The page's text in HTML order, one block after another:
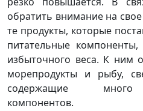
обратить внимание на
те продукты, которые
питательные
избыточного веса. К ним
морепродукты и рыбу,
содержащие много
компонентов.